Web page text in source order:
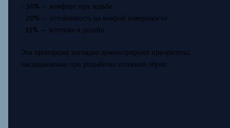
- 30% — комфорт при ходьбе
- 20% — устойчивость на мокрой поверхности
- 15% — эстетика и дизайн
Эти пропорции наглядно демонстрируют приоритеты,
закладываемые при разработке пляжной обуви.